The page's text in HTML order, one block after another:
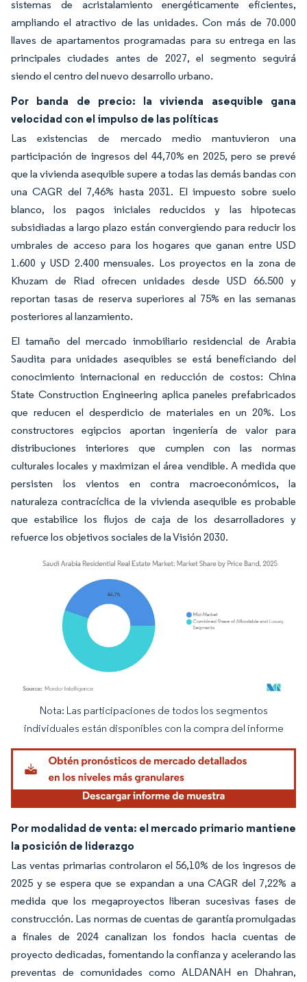
sistemas de acristalamiento energéticamente eficientes,
ampliando el atractivo de las unidades. Con más de 70.000
llaves de apartamentos programadas para su entrega en las
principales ciudades antes de 2027, el segmento seguirá
siendo el centro del nuevo desarrollo urbano.
Por banda de precio: la vivienda asequible gana
velocidad con el impulso de las políticas
Las existencias de mercado medio mantuvieron una
participación de ingresos del 44,70% en 2025, pero se prevé
que la vivienda asequible supere a todas las demás bandas con
una CAGR del 7,46% hasta 2031. El impuesto sobre suelo
blanco, los pagos iniciales reducidos y las hipotecas
subsidiadas a largo plazo están convergiendo para reducir los
umbrales de acceso para los hogares que ganan entre USD
1.600 y USD 2.400 mensuales. Los proyectos en la zona de
Khuzam de Riad ofrecen unidades desde USD 66.500 y
reportan tasas de reserva superiores al 75% en las semanas
posteriores al lanzamiento.
El tamaño del mercado inmobiliario residencial de Arabia
Saudita para unidades asequibles se está beneficiando del
conocimiento internacional en reducción de costos: China
State Construction Engineering aplica paneles prefabricados
que reducen el desperdicio de materiales en un 20%. Los
constructores egipcios aportan ingeniería de valor para
distribuciones interiores que cumplen con las normas
culturales locales y maximizan el área vendible. A medida que
persisten los vientos en contra macroeconómicos, la
naturaleza contracíclica de la vivienda asequible es probable
que estabilice los flujos de caja de los desarrolladores y
refuerce los objetivos sociales de la Visión 2030.
Imagen © Mordor Intelligence. El uso requiere atribución según CC BY 4.0.
Nota: Las participaciones de todos los segmentos
individuales están disponibles con la compra del informe
Por modalidad de venta: el mercado primario mantiene
la posición de liderazgo
Las ventas primarias controlaron el 56,10% de los ingresos de
2025 y se espera que se expandan a una CAGR del 7,22% a
medida que los megaproyectos liberan sucesivas fases de
construcción. Las normas de cuentas de garantía promulgadas
a finales de 2024 canalizan los fondos hacia cuentas de
proyecto dedicadas, fomentando la confianza y acelerando las
preventas de comunidades como ALDANAH en Dhahran,